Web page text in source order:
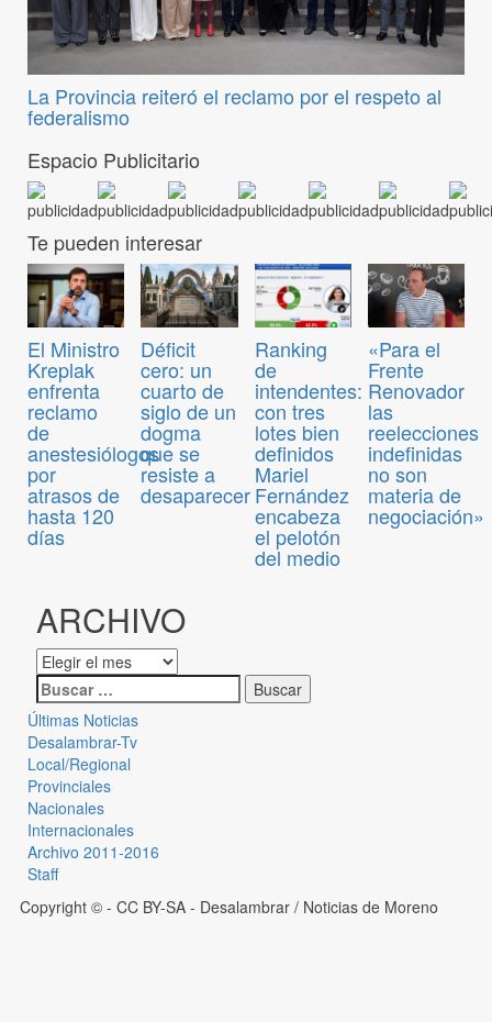
La Provincia reiteró el reclamo por el respeto al
federalismo
Espacio Publicitario
Te pueden interesar
El Ministro
Kreplak
enfrenta
reclamo
de
anestesiólogos
por
atrasos de
hasta 120
días
Déficit
cero: un
cuarto de
siglo de un
dogma
que se
resiste a
desaparecer
Ranking
de
intendentes:
con tres
lotes bien
definidos
Mariel
Fernández
encabeza
el pelotón
del medio
«Para el
Frente
Renovador
las
reelecciones
indefinidas
no son
materia de
negociación»
ARCHIVO
Últimas Noticias
Desalambrar-Tv
Local/Regional
Provinciales
Nacionales
Internacionales
Archivo 2011-2016
Staff
Copyright © - CC BY-SA - Desalambrar / Noticias de Moreno